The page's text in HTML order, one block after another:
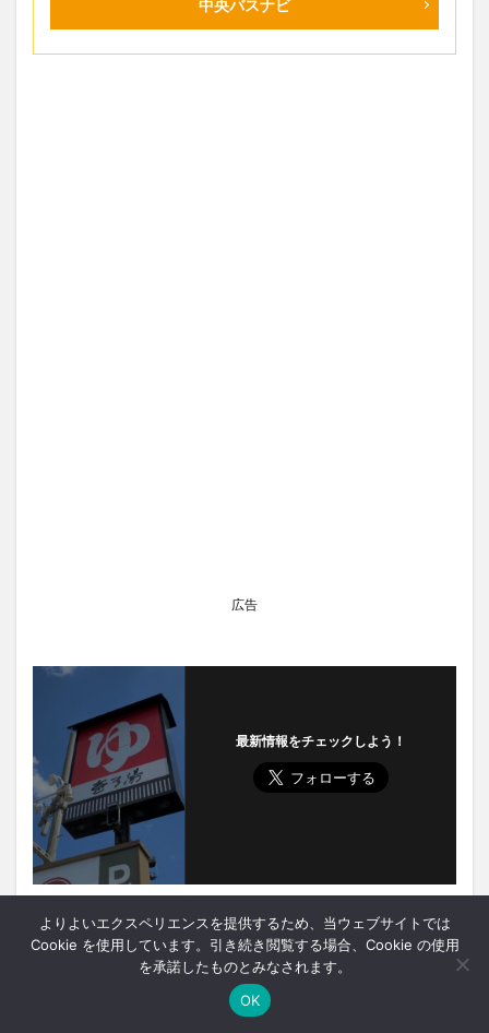
中央バスナビ
広告
最新情報をチェックしよう！
Prev
メニュー
よりよいエクスペリエンスを提供するため、当ウェブサイトでは
Cookie を使用しています。引き続き閲覧する場合、Cookie の使用
を承諾したものとみなされます。
OK